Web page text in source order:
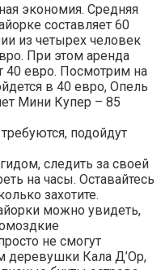
экономия. Средняя
составляет 60
из четырех человек
При этом аренда
40 евро. Посмотрим на
в 40 евро, Опель
Мини Купер – 85
подойдут
следить за своей
на часы. Оставайтесь
захотите.
можно увидеть,
не смогут
деревушки Кала Д’Ор,